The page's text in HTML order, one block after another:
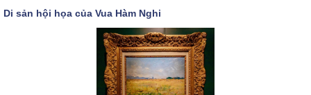
Di sản hội họa của Vua Hàm Nghi